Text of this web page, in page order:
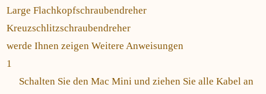
Large Flachkopfschraubendreher
Kreuzschlitzschraubendreher
werde Ihnen zeigen Weitere Anweisungen
1
Schalten Sie den Mac Mini und ziehen Sie alle Kabel an